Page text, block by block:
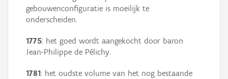
gebouwenconfiguratie is moeilijk te
onderscheiden.
1775: het goed wordt aangekocht door baron
Jean-Philippe de Pélichy.
1781: het oudste volume van het nog bestaande